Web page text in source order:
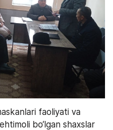
faoliyati va
bo‘lgan shaxslar